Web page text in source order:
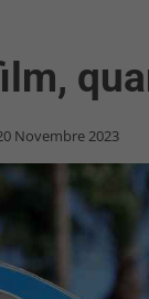
Novembre 2023